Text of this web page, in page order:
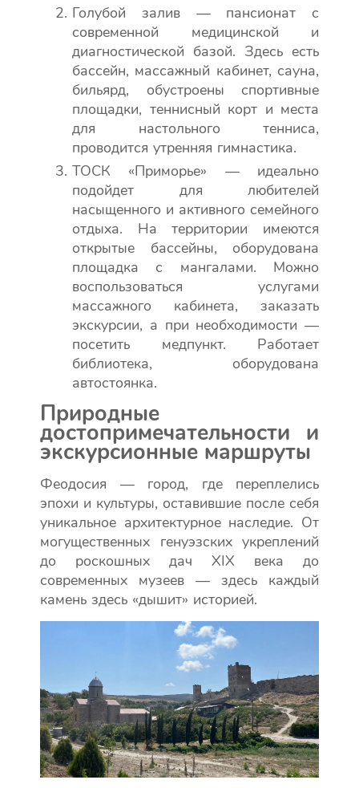
Голубой залив — пансионат с
современной медицинской и
диагностической базой. Здесь есть
бассейн, массажный кабинет, сауна,
бильярд, обустроены спортивные
площадки, теннисный корт и места
для настольного тенниса,
проводится утренняя гимнастика.
ТОСК «Приморье» — идеально
подойдет для любителей
насыщенного и активного семейного
отдыха. На территории имеются
открытые бассейны, оборудована
площадка с мангалами. Можно
воспользоваться услугами
массажного кабинета, заказать
экскурсии, а при необходимости —
посетить медпункт. Работает
библиотека, оборудована
автостоянка.
Природные
достопримечательности и
экскурсионные маршруты
Феодосия — город, где переплелись
эпохи и культуры, оставившие после себя
уникальное архитектурное наследие. От
могущественных генуэзских укреплений
до роскошных дач XIX века до
современных музеев — здесь каждый
камень здесь «дышит» историей.